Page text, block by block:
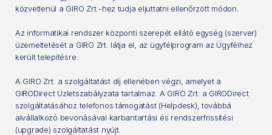
közvetlenül a GIRO Zrt.-hez tudja eljuttatni ellenőrzött módon.
Az informatikai rendszer központi szerepét ellátó egység (szerver)
üzemeltetését a GIRO Zrt. látja el, az ügyfélprogram az Ügyfélhez
került telepítésre.
A GIRO Zrt. a szolgáltatást díj ellenében végzi, amelyet a
GIRODirect Üzletszabályzata tartalmaz. A GIRO Zrt. a GIRODirect
szolgáltatásához telefonos támogatást (Helpdesk), továbbá
alvállalkozó bevonásával karbantartási és rendszerfrissítési
(upgrade) szolgáltatást nyújt.